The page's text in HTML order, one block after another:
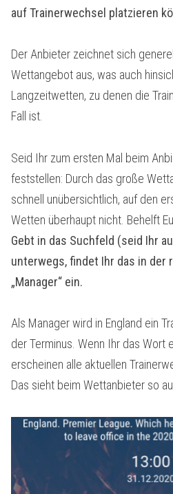
auf Trainerwechsel platzieren
Der Anbieter zeichnet sich
Wettangebot aus, was auch
Langzeitwetten, zu denen die
Fall ist.
Seid Ihr zum ersten Mal beim
feststellen: Durch das große
schnell unübersichtlich, auf den
Wetten überhaupt nicht. Behelft
Gebt in das Suchfeld (seid Ihr
unterwegs, findet Ihr das in der
„Manager“ ein.
Als Manager wird in England ein
der Terminus. Wenn Ihr das Wort
erscheinen alle aktuellen
Das sieht beim Wettanbieter so